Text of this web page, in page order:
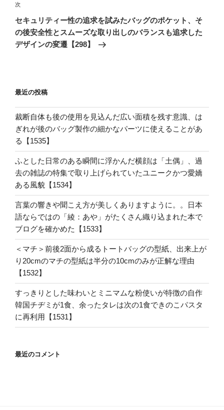
ー
シ
ョ
ン
次
の
投
稿
次
セキュリティー性の追求を試みたバッグのポケット、そ
の後安全性とスムーズな取り出しのバランスも追求した
デザインの変遷【298】
最近の投稿
裁断自体も後の使用を見込んだ広い面積を残す意識、は
ぎれが後のバッグ製作の細かなパーツに使えることがあ
る【1535】
ふとした日常のある瞬間に浮かんだ横顔は「土偶」、過
去の雑誌の特集で取り上げられていたユニークかつ愛嬌
ある風貌【1534】
言葉の響きや聞こえ方が美しくありますように。。日本
語ならではの「綾：あや」がたくさん織り込まれた本で
ブログを確かめた【1533】
＜マチ＞前後2面から成るトートバッグの型紙、出来上が
り20cmのマチの型紙は半分の10cmのみが正解な理由
【1532】
すっきりとした味わいとミニマムな粉使いが特徴の自作
韓国チヂミが1食、余ったタレは次の1食できのこパスタ
に再利用【1531】
最近のコメント